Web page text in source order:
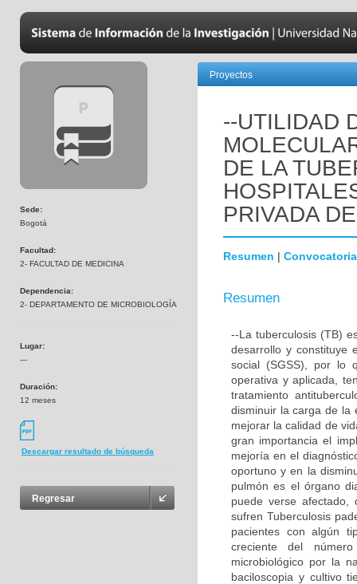
Sede:
Bogotá
Facultad:
2- FACULTAD DE MEDICINA
Dependencia:
2- DEPARTAMENTO DE MICROBIOLOGÍA
Lugar:
---
Duración:
12 meses
Descargar resultado de búsqueda
Regresar
Proyectos
--UTILIDAD
DE LA
PRIVADA
Resumen | Convocatoria
Resumen
--La tuberculosis (TB)
desarrollo y constituye
social (SGSS), por lo
operativa y aplicada,
tratamiento
disminuir la carga de la
mejorar la calidad de
gran importancia el
mejoría en el
oportuno y en la
pulmón es el órgano
puede verse
sufren Tuberculosis
pacientes con algún
creciente del
microbiológico por la
baciloscopia y cultivo